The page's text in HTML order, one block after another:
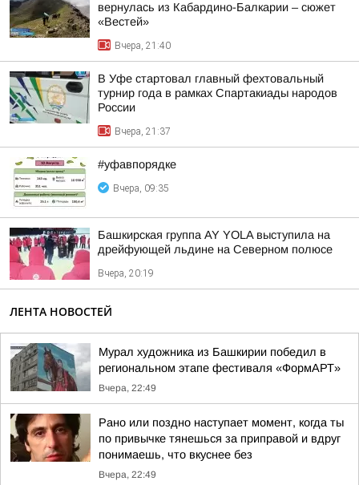
вернулась из Кабардино-Балкарии – сюжет
«Вестей»
Вчера, 21:40
В Уфе стартовал главный фехтовальный
турнир года в рамках Спартакиады народов
России
Вчера, 21:37
#уфавпорядке
Вчера, 09:35
Башкирская группа AY YOLA выступила на
дрейфующей льдине на Северном полюсе
Вчера, 20:19
ЛЕНТА НОВОСТЕЙ
Мурал художника из Башкирии победил в
региональном этапе фестиваля «ФормАРТ»
Вчера, 22:49
Рано или поздно наступает момент, когда ты
по привычке тянешься за приправой и вдруг
понимаешь, что вкуснее без
Вчера, 22:49